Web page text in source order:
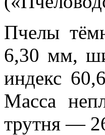
Пчелы
6,30 мм,
индекс
Масса
трутня —